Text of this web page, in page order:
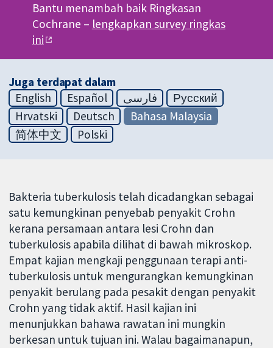
Bantu menambah baik Ringkasan
Cochrane – lengkapkan survey ringkas
ini
Juga terdapat dalam
English
Español فارسی
Русский
Hrvatski
Deutsch
Bahasa Malaysia
简体中文
Polski
Bakteria tuberkulosis telah dicadangkan sebagai
satu kemungkinan penyebab penyakit Crohn
kerana persamaan antara lesi Crohn dan
tuberkulosis apabila dilihat di bawah mikroskop.
Empat kajian mengkaji penggunaan terapi anti-
tuberkulosis untuk mengurangkan kemungkinan
penyakit berulang pada pesakit dengan penyakit
Crohn yang tidak aktif. Hasil kajian ini
menunjukkan bahawa rawatan ini mungkin
berkesan untuk tujuan ini. Walau bagaimanapun,